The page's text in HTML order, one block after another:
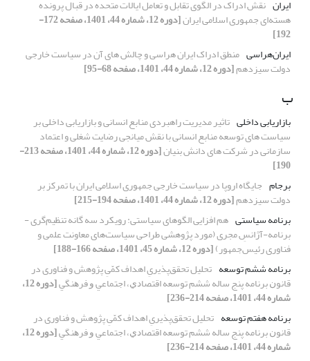
ایران نقش ادراک در الگوی تقابل و تعامل ایالات متحده در قبال پرونده
هسته‌ای جمهوری اسلامی ایران [دوره 12، شماره 44، 1401، صفحه 172-
192]
ایران‌هراسی منطق ادراک ایران هراسی و چالش های آن در سیاست خارجی
دولت سیزدهم[دوره 12، شماره 44، 1401، صفحه 68-95]
ب
بازاریابی داخلی تاثیر مدیریت راهبردی منابع انسانی و بازاریابی داخلی بر
سیاست های توسعه منابع انسانی با نقش میانجی رضایت شغلی و اعتماد
سازمانی در شرکت های دانش بنیان [دوره 12، شماره 44، 1401، صفحه 213-
190]
برجام جایگاه اروپا در سیاست خارجی جمهوری اسلامی ایران با تمرکز بر
دولت سیزدهم[دوره 12، شماره 44، 1401، صفحه 194-215]
برنامه سیاستی هم افزایی الگوهای سیاستی: رویکرد سه گانه تنظیم‌گری -
برنامه-آژانسِ مجری (مورد پژوهشی طراحی سیاست‌های معاونت علمی و
فناوری رئیس‌جمهور)[دوره 12، شماره 45، 1401، صفحه 166-188]
برنامه ششم توسعه تحلیل تحقق‌پذیریِ اهداف کمّیِ پژوهش و فناوری در
ﻗﺎﻧﻮﻥ ﺑﺮﻧﺎﻣﻪ پنج ساله ﺷﺸﻢ ﺗﻮﺳﻌﻪ ﺍﻗﺘﺼﺎﺩﻱ، ﺍﺟﺘﻤﺎﻋﻲ ﻭ ﻓﺮﻫﻨﮕﻲ [دوره 12،
شماره 44، 1401، صفحه 214-236]
برنامه هفتم توسعه تحلیل تحقق‌پذیریِ اهداف کمّیِ پژوهش و فناوری در
ﻗﺎﻧﻮﻥ ﺑﺮﻧﺎﻣﻪ پنج ساله ﺷﺸﻢ ﺗﻮﺳﻌﻪ ﺍﻗﺘﺼﺎﺩﻱ، ﺍﺟﺘﻤﺎﻋﻲ ﻭ ﻓﺮﻫﻨﮕﻲ [دوره 12،
شماره 44، 1401، صفحه 214-236]